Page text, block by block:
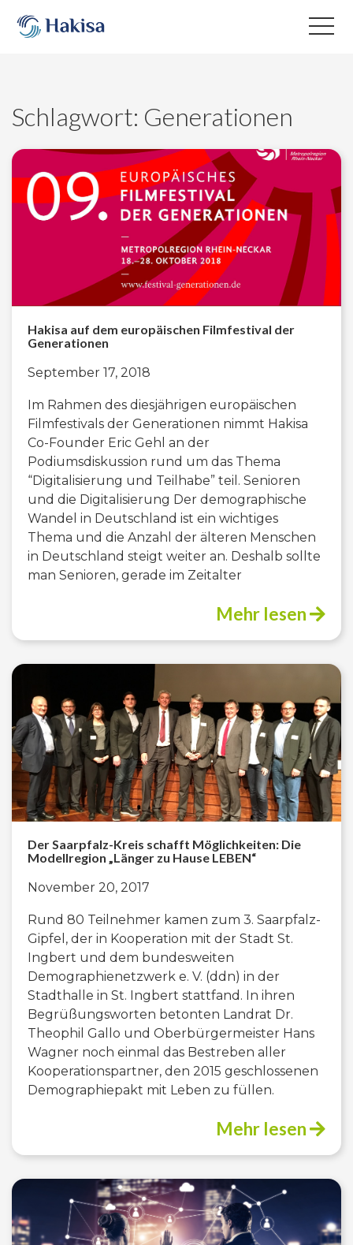
content
Schlagwort: Generationen
Hakisa auf dem europäischen Filmfestival der
Generationen
September 17, 2018
Im Rahmen des diesjährigen europäischen
Filmfestivals der Generationen nimmt Hakisa
Co-Founder Eric Gehl an der
Podiumsdiskussion rund um das Thema
“Digitalisierung und Teilhabe” teil. Senioren
und die Digitalisierung Der demographische
Wandel in Deutschland ist ein wichtiges
Thema und die Anzahl der älteren Menschen
in Deutschland steigt weiter an. Deshalb sollte
man Senioren, gerade im Zeitalter
Mehr lesen
Der Saarpfalz-Kreis schafft Möglichkeiten: Die
Modellregion „Länger zu Hause LEBEN“
November 20, 2017
Rund 80 Teilnehmer kamen zum 3. Saarpfalz-
Gipfel, der in Kooperation mit der Stadt St.
Ingbert und dem bundesweiten
Demographienetzwerk e. V. (ddn) in der
Stadthalle in St. Ingbert stattfand. In ihren
Begrüßungsworten betonten Landrat Dr.
Theophil Gallo und Oberbürgermeister Hans
Wagner noch einmal das Bestreben aller
Kooperationspartner, den 2015 geschlossenen
Demographiepakt mit Leben zu füllen.
Mehr lesen